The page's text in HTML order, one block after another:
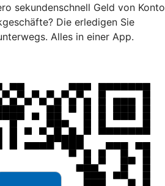
sekundenschnell Geld von Konto
Die erledigen Sie
Alles in einer App.